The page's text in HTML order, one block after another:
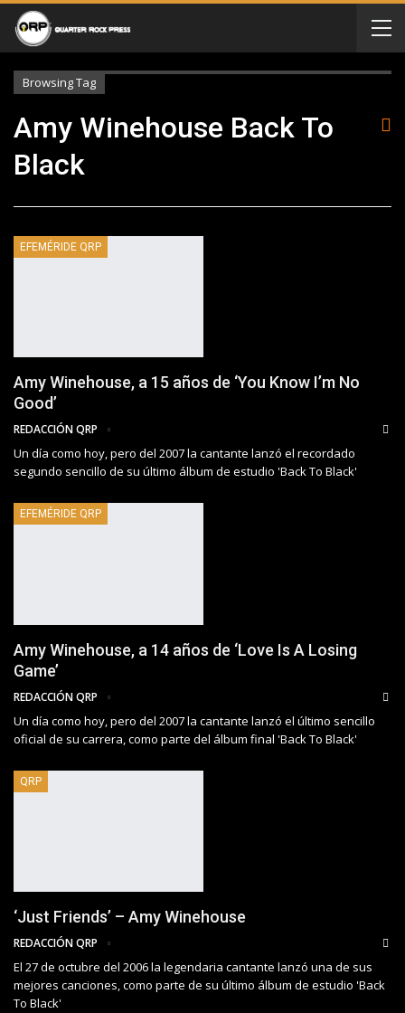
Browsing Tag
Amy Winehouse Back To
Black
EFEMÉRIDE QRP
Amy Winehouse, a 15 años de ‘You Know I’m No
Good’
REDACCIÓN QRP
Un día como hoy, pero del 2007 la cantante lanzó el recordado
segundo sencillo de su último álbum de estudio 'Back To Black'
EFEMÉRIDE QRP
Amy Winehouse, a 14 años de ‘Love Is A Losing
Game’
REDACCIÓN QRP
Un día como hoy, pero del 2007 la cantante lanzó el último sencillo
oficial de su carrera, como parte del álbum final 'Back To Black'
QRP
‘Just Friends’ – Amy Winehouse
REDACCIÓN QRP
El 27 de octubre del 2006 la legendaria cantante lanzó una de sus
mejores canciones, como parte de su último álbum de estudio 'Back
To Black'